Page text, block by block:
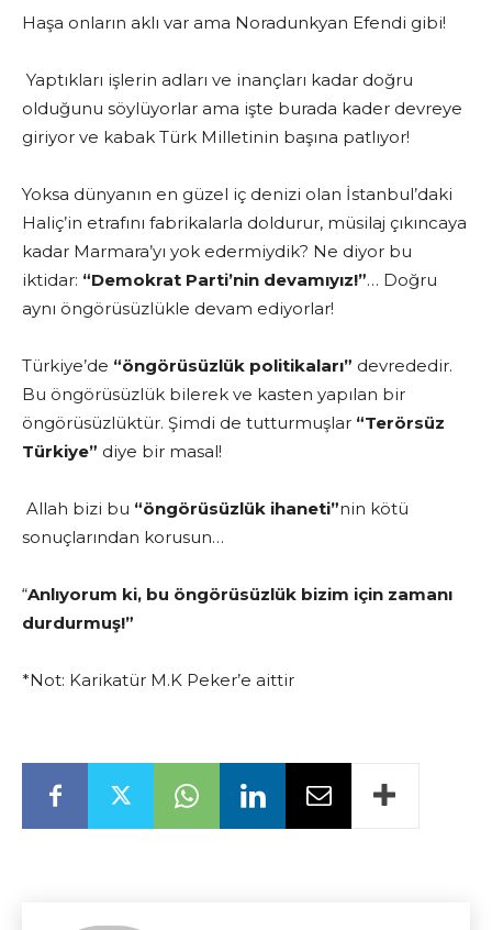
Haşa onların aklı var ama Noradunkyan Efendi gibi!
Yaptıkları işlerin adları ve inançları kadar doğru
olduğunu söylüyorlar ama işte burada kader devreye
giriyor ve kabak Türk Milletinin başına patlıyor!
Yoksa dünyanın en güzel iç denizi olan İstanbul’daki
Haliç’in etrafını fabrikalarla doldurur, müsilaj çıkıncaya
kadar Marmara’yı yok edermiydik? Ne diyor bu
iktidar: “Demokrat Parti’nin devamıyız!”… Doğru
aynı öngörüsüzlükle devam ediyorlar!
Türkiye’de “öngörüsüzlük politikaları” devrededir.
Bu öngörüsüzlük bilerek ve kasten yapılan bir
öngörüsüzlüktür. Şimdi de tutturmuşlar “Terörsüz
Türkiye” diye bir masal!
Allah bizi bu “öngörüsüzlük ihaneti”nin kötü
sonuçlarından korusun…
“Anlıyorum ki, bu öngörüsüzlük bizim için zamanı
durdurmuş!”
*Not: Karikatür M.K Peker’e aittir